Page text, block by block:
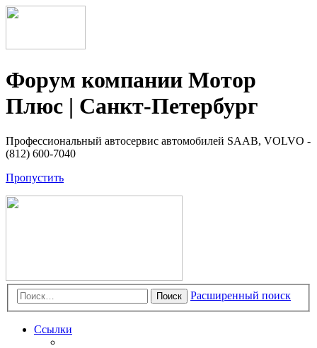
Форум компании Мотор
Плюс | Санкт-Петербург
Профессиональный автосервис автомобилей SAAB, VOLVO -
(812) 600-7040
Пропустить
Поиск Расширенный поиск
Ссылки